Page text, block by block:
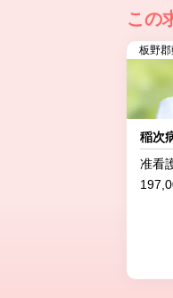
この
板野
稲次
准看